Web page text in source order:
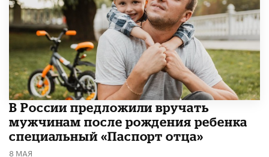
В России предложили вручать
мужчинам после рождения ребенка
специальный «Паспорт отца»
8 МАЯ